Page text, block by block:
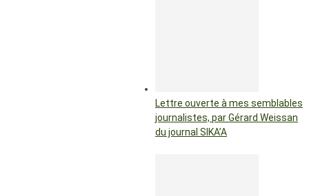
Lettre ouverte à mes semblables
journalistes, par Gérard Weissan
du journal SIKA’A